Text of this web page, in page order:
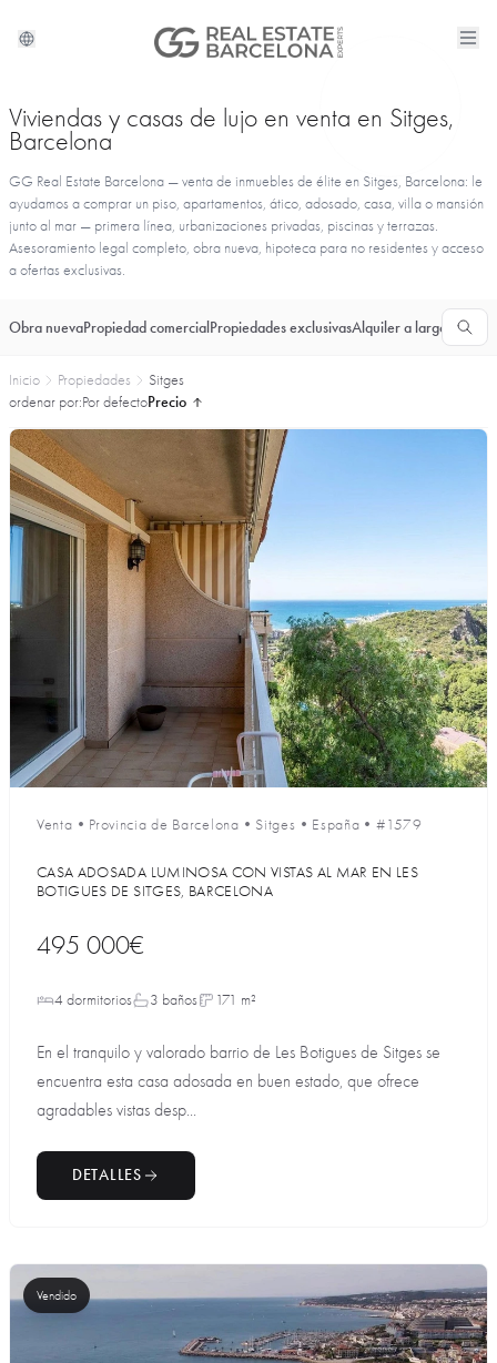
Viviendas y casas de lujo en venta en Sitges,
Barcelona
GG Real Estate Barcelona — venta de inmuebles de élite en Sitges, Barcelona: le
ayudamos a comprar un piso, apartamentos, ático, adosado, casa, villa o mansión
junto al mar — primera línea, urbanizaciones privadas, piscinas y terrazas.
Asesoramiento legal completo, obra nueva, hipoteca para no residentes y acceso
a ofertas exclusivas.
Obra nuevaPropiedad comercial Propiedades exclusivasAlquiler a largo plazo
Inicio Propiedades
Sitges
ordenar por:Por defectoPrecio
Venta • Provincia de Barcelona • Sitges • España •#1579
CASA ADOSADA LUMINOSA CON VISTAS AL MAR EN LES
BOTIGUES DE SITGES, BARCELONA
495 000€
4 dormitorios 3 baños 171 m²
En el tranquilo y valorado barrio de Les Botigues de Sitges se
encuentra esta casa adosada en buen estado, que ofrece
agradables vistas desp...
DETALLES
Vendido